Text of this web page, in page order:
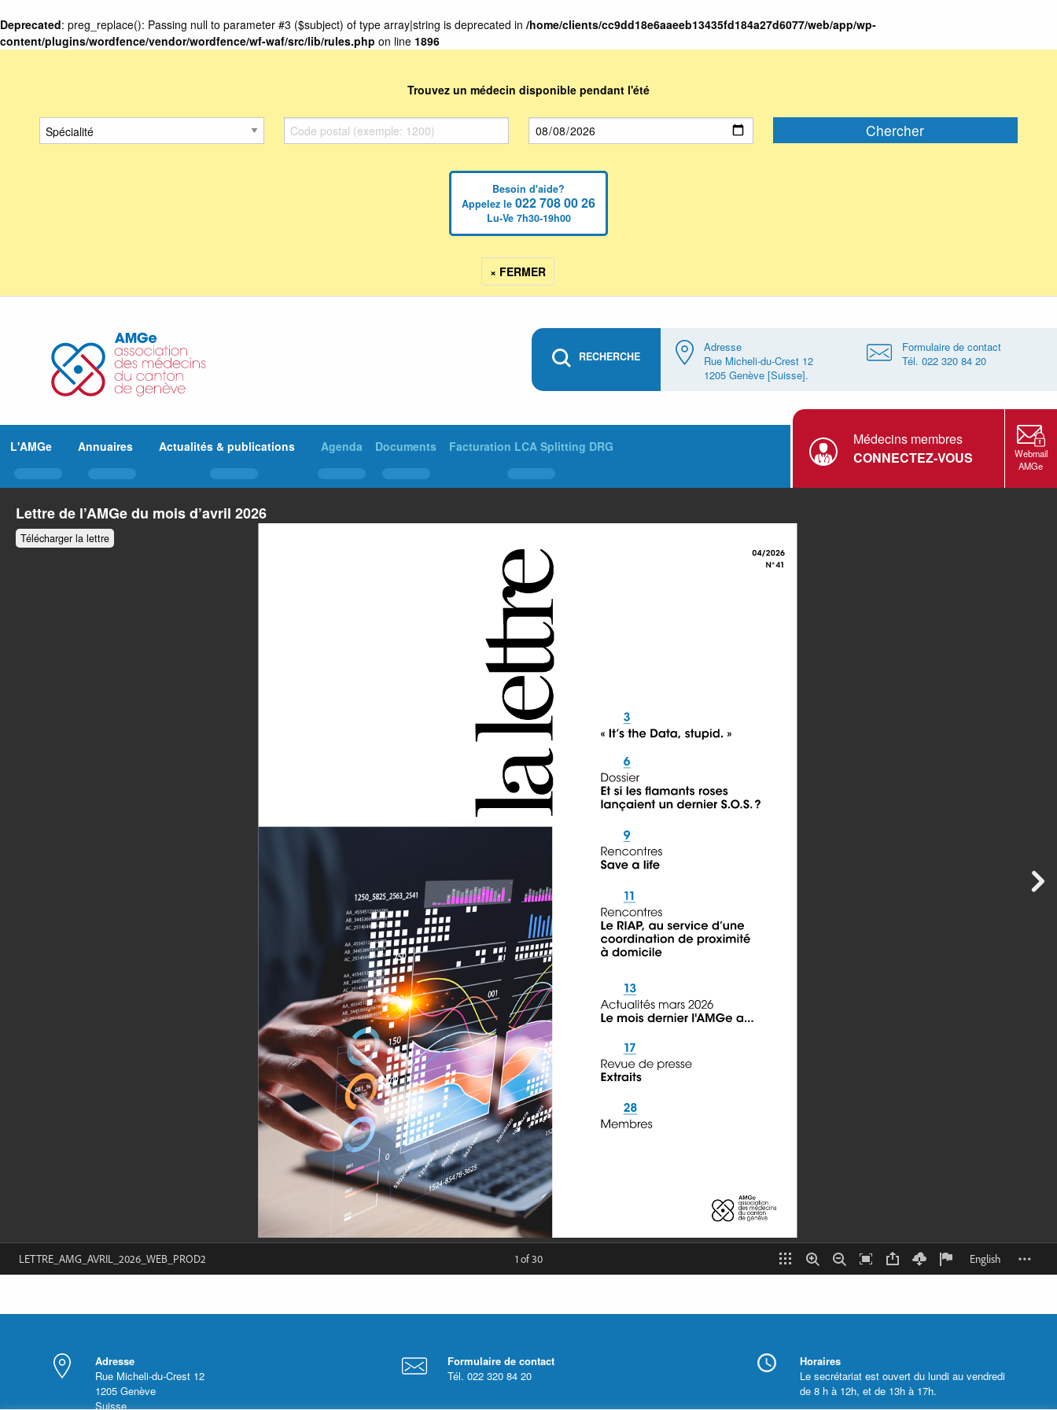
Deprecated: preg_replace(): Passing null to parameter #3 ($subject) of type array|string is deprecated in /home/clients/cc9dd18e6aaeeb13435fd184a27d6077/web/app/wp-
content/plugins/wordfence/vendor/wordfence/wf-waf/src/lib/rules.php on line 1896
Trouvez un médecin disponible pendant l'été
Besoin d'aide?
Appelez le 022 708 00 26
Lu-Ve 7h30-19h00
× FERMER
RECHERCHE
Adresse
Rue Micheli-du-Crest 12
1205 Genève [Suisse].
Formulaire de contact
Tél. 022 320 84 20
L'AMGe Annuaires Actualités & publications Agenda Documents Facturation LCA Splitting DRG
Médecins membres
CONNECTEZ-VOUS
Webmail
AMGe
Lettre de l’AMGe du mois d’avril 2026
Télécharger la lettre
Adresse
Rue Micheli-du-Crest 12
1205 Genève
Suisse
Formulaire de contact
Tél. 022 320 84 20
Horaires
Le secrétariat est ouvert du lundi au vendredi
de 8 h à 12h, et de 13h à 17h.